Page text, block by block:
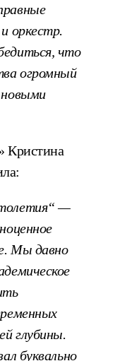
оркестр.
что
огромный
новыми
Кристина
—
Мы давно
глубины.
буквально